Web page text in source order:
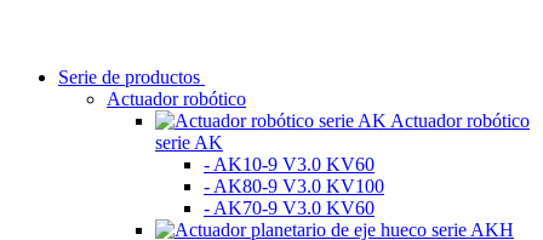
Serie de productos
Actuador robótico
Actuador robótico
serie AK
- AK10-9 V3.0 KV60
- AK80-9 V3.0 KV100
- AK70-9 V3.0 KV60